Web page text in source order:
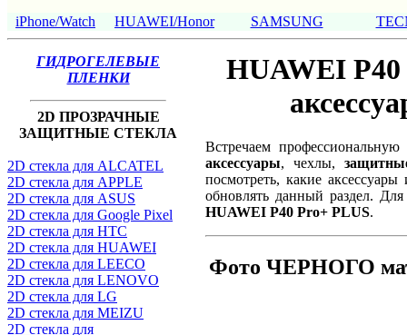
iPhone/Watch HUAWEI/Honor SAMSUNG
ГИДРОГЕЛЕВЫЕ
ПЛЕНКИ
2D ПРОЗРАЧНЫЕ
ЗАЩИТНЫЕ СТЕКЛА
2D стекла для ALCATEL
2D стекла для APPLE
2D стекла для ASUS
2D стекла для Google Pixel
2D стекла для HTC
2D стекла для HUAWEI
2D стекла для LEECO
2D стекла для LENOVO
2D стекла для LG
2D стекла для MEIZU
2D стекла для
HUAWEI
Встречаем
аксессуары, чехлы,
посмотреть, какие
обновлять данный раздел.
HUAWEI P40 Pro+ PLUS.
Фото ЧЕРНОГО